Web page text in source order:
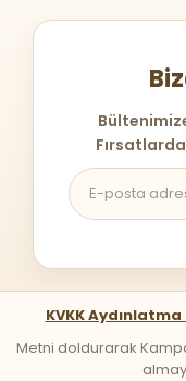
KVKK
Metni doldurarak